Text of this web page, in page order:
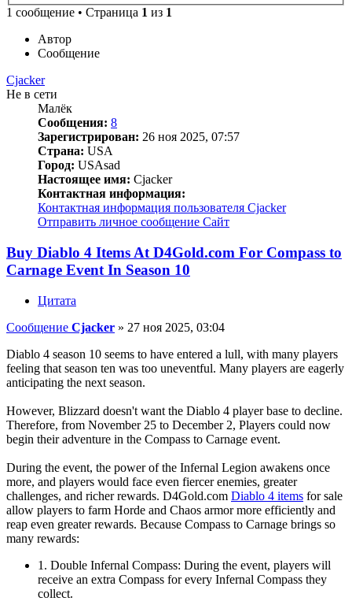
1 сообщение • Страница 1 из 1
Автор
Сообщение
Cjacker
Не в сети
Малёк
Сообщения: 8
Зарегистрирован: 26 ноя 2025, 07:57
Страна: USA
Город: USAsad
Настоящее имя: Cjacker
Контактная информация:
Контактная информация пользователя Cjacker
Отправить личное сообщение Сайт
Buy Diablo 4 Items At D4Gold.com For Compass to
Carnage Event In Season 10
Цитата
Сообщение Cjacker » 27 ноя 2025, 03:04
Diablo 4 season 10 seems to have entered a lull, with many players
feeling that season ten was too uneventful. Many players are eagerly
anticipating the next season.
However, Blizzard doesn't want the Diablo 4 player base to decline.
Therefore, from November 25 to December 2, Players could now
begin their adventure in the Compass to Carnage event.
During the event, the power of the Infernal Legion awakens once
more, and players would face even fiercer enemies, greater
challenges, and richer rewards. D4Gold.com Diablo 4 items for sale
allow players to farm Horde and Chaos armor more efficiently and
reap even greater rewards. Because Compass to Carnage brings so
many rewards:
1. Double Infernal Compass: During the event, players will
receive an extra Compass for every Infernal Compass they
collect.